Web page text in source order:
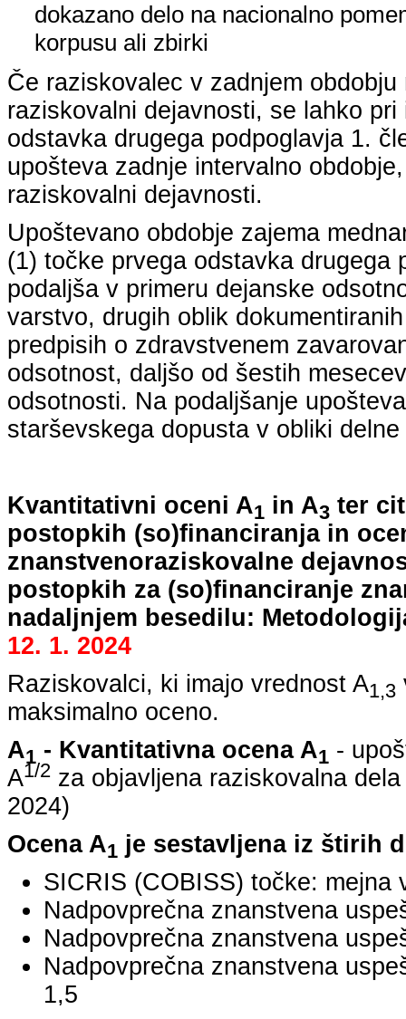
dokazano delo na nacionalno
korpusu ali zbirki
Če raziskovalec v zadnjem
raziskovalni dejavnosti, se lahko
odstavka drugega podpoglavja 1.
upošteva zadnje intervalno
raziskovalni dejavnosti.
Upoštevano obdobje zajema
(1) točke prvega odstavka drugega
podaljša v primeru dejanske
varstvo, drugih oblik
predpisih o zdravstvenem
odsotnost, daljšo od šestih
odsotnosti. Na podaljšanje
starševskega dopusta v obliki
Kvantitativni oceni A1 in A3 ter
postopkih (so)financiranja in
znanstvenoraziskovalne
postopkih za (so)financiranje
nadaljnjem besedilu:
12. 1. 2024
Raziskovalci, ki imajo vrednost A1,3
maksimalno oceno.
A1 - Kvantitativna ocena A1 -
A1/2 za objavljena raziskovalna
2024)
Ocena A1 je sestavljena iz štirih
SICRIS (COBISS) točke: mejna
Nadpovprečna znanstvena
Nadpovprečna znanstvena
Nadpovprečna znanstvena
1,5